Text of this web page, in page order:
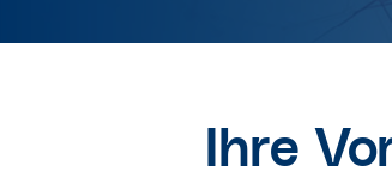
Ihre